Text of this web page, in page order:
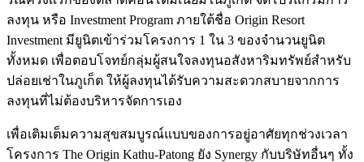
ลงทุน หรือ Investment Program ภายใต้ชื่อ Origin Resort
Investment มียูนิตเข้าร่วมโครงการ 1 ใน 3 ของจำนวนยูนิต
ทั้งหมด เพื่อตอบโจทย์กลุ่มผู้สนใจลงทุนอสังหาริมทรัพย์สำหรับ
ปล่อยเช่าในภูเก็ต ให้ผู้ลงทุนได้รับความสะดวกสบายจากการ
ลงทุนที่ไม่ต้องบริหารจัดการเอง
เพื่อเติมเต็มความสุขสมบูรณ์แบบของการอยู่อาศัยทุกช่วงเวลา
โครงการ The Origin Kathu-Patong ยัง Synergy กับบริษัทอื่นๆ ทั้ง